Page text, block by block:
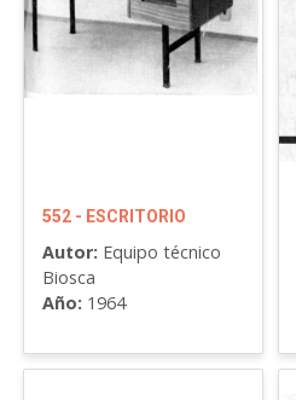
552 - ESCRITORIO
Autor: Equipo técnico
Biosca
Año: 1964